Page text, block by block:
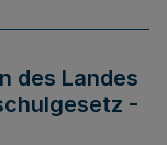
des Landes
-